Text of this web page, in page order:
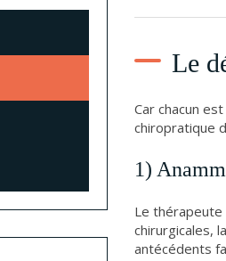
Le
Car chacun
chiropratique
1)
Le
chirurgicales,
antécédents